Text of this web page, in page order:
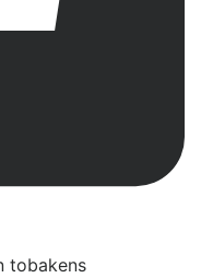
tobakens